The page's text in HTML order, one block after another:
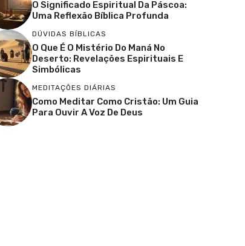
O Significado Espiritual Da Páscoa:
Uma Reflexão Bíblica Profunda
DÚVIDAS BÍBLICAS
O Que É O Mistério Do Maná No
Deserto: Revelações Espirituais E
Simbólicas
MEDITAÇÕES DIÁRIAS
Como Meditar Como Cristão: Um Guia
Para Ouvir A Voz De Deus